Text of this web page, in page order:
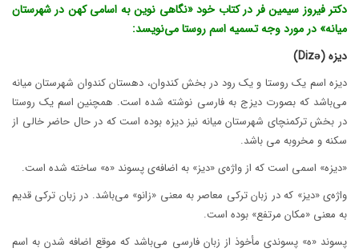
دکتر فیروز سیمین فر در کتاب خود «نگاهی نوین به اسامی کهن در شهرستان
میانه» در مورد وجه تسمیه اسم روستا می‌نویسد:
دیزه (Dizə
)
دیزه اسم یک روستا و یک رود در بخش کندوان، دهستان کندوان شهرستان میانه
می‌باشد که بصورت دیزج به فارسی نوشته شده است. همچنین اسم یک روستا
در بخش ترکمنچای شهرستان میانه نیز دیزه بوده است که در حال حاضر خالی از
سکنه و مخروبه می باشد.
«دیزه» اسمی است که از واژه‌ی «دیز» به اضافه‌ی پسوند «ه» ساخته شده است.
واژه‌ی «دیز» که در زبان ترکی معاصر به معنی «زانو» می‌باشد. در زبان ترکی قدیم
به معنی «مکان مرتفع» بوده است.
پسوند «ه» پسوندی مأخوذ از زبان فارسی می‌باشد که موقع اضافه شدن به اسم